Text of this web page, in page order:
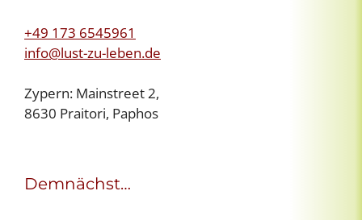
+49 173 6545961
info@lust-zu-leben.de
Zypern: Mainstreet 2,
8630 Praitori, Paphos
Demnächst…